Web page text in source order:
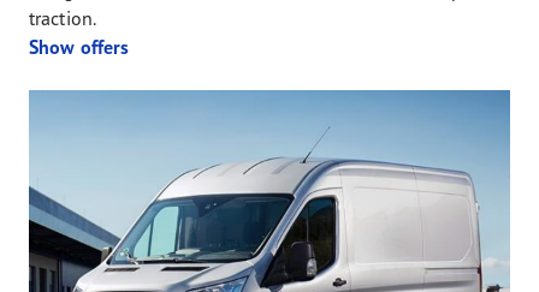
traction.
Show offers